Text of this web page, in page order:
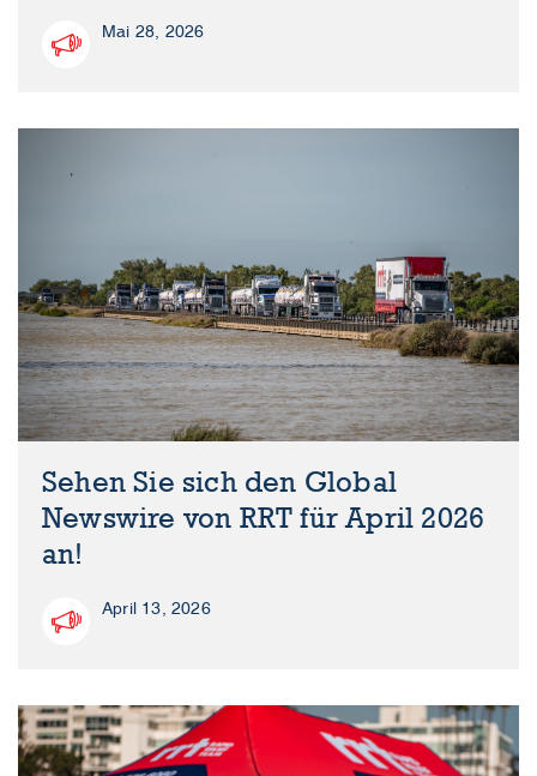
Mai 28, 2026
Sehen Sie sich den Global
Newswire von RRT für April 2026
an!
April 13, 2026